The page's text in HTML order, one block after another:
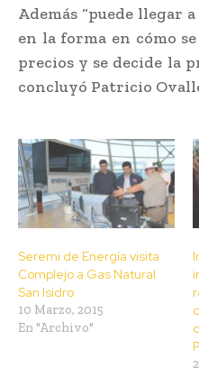
Además “puede llegar
en la forma en cómo
precios y se decide la
concluyó Patricio
Seremi de Energía visita
Complejo a Gas Natural
San Isidro
10 Marzo, 2015
En "Archivo"